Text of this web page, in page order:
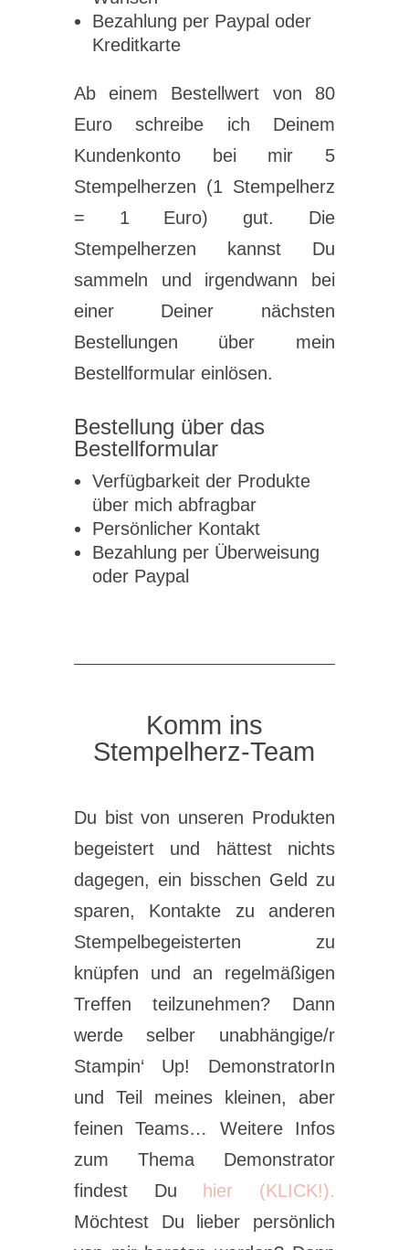
Bezahlung per Paypal oder
Kreditkarte
Ab einem Bestellwert von 80
Euro schreibe ich Deinem
Kundenkonto bei mir 5
Stempelherzen (1 Stempelherz
= 1 Euro) gut. Die
Stempelherzen kannst Du
sammeln und irgendwann bei
einer Deiner nächsten
Bestellungen über mein
Bestellformular einlösen.
Bestellung über das
Bestellformular
Verfügbarkeit der Produkte
über mich abfragbar
Persönlicher Kontakt
Bezahlung per Überweisung
oder Paypal
Komm ins
Stempelherz-Team
Du bist von unseren Produkten
begeistert und hättest nichts
dagegen, ein bisschen Geld zu
sparen, Kontakte zu anderen
Stempelbegeisterten zu
knüpfen und an regelmäßigen
Treffen teilzunehmen? Dann
werde selber unabhängige/r
Stampin‘ Up! DemonstratorIn
und Teil meines kleinen, aber
feinen Teams… Weitere Infos
zum Thema Demonstrator
findest Du
hier (KLICK!).
Möchtest Du lieber persönlich